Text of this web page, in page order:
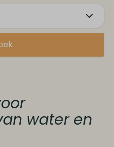
water en